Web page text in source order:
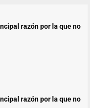
razón por la que no
razón por la que no